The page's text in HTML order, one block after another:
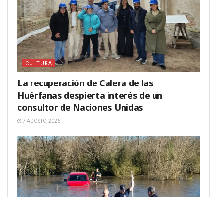
CULTURA
La recuperación de Calera de las
Huérfanas despierta interés de un
consultor de Naciones Unidas
7 AGOSTO, 2026